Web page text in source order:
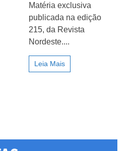
na
região
Matéria exclusiva
publicada na edição
215, da Revista
Nordeste....
Leia Mais